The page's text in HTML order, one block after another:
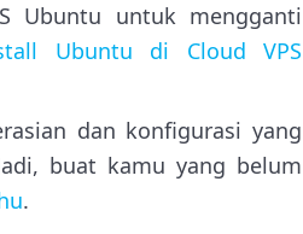
Ubuntu untuk mengganti
Ubuntu di Cloud VPS
dan konfigurasi yang
buat kamu yang belum
.